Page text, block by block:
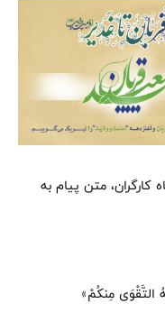
کارگران، متن پیام به
التَّقْوَى مِنکُمْ»